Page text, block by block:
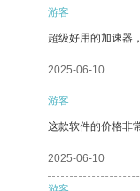
游客
超级好用的加速器
2025-06-10
游客
这款软件的价格非
2025-06-10